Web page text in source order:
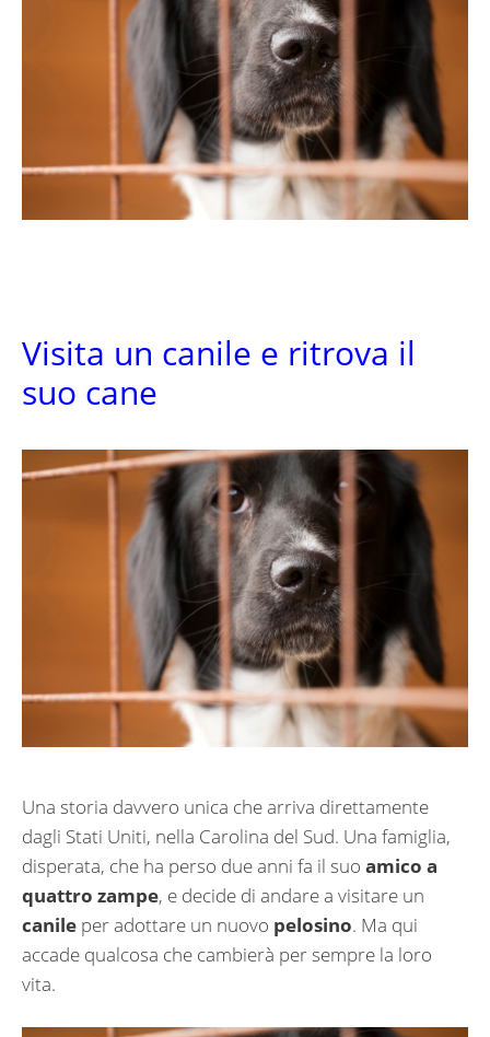
Visita un canile e ritrova il
suo cane
Una storia davvero unica che arriva direttamente
dagli Stati Uniti, nella Carolina del Sud. Una famiglia,
disperata, che ha perso due anni fa il suo amico a
quattro zampe, e decide di andare a visitare un
canile per adottare un nuovo pelosino. Ma qui
accade qualcosa che cambierà per sempre la loro
vita.